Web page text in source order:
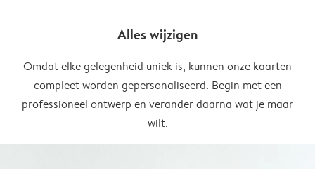
Alles wijzigen
Omdat elke gelegenheid uniek is, kunnen onze kaarten
compleet worden gepersonaliseerd. Begin met een
professioneel ontwerp en verander daarna wat je maar
wilt.